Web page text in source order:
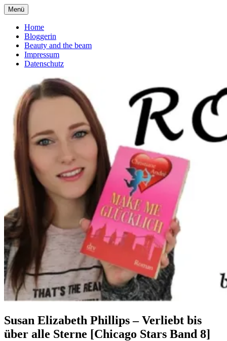
Zum
Inhalt
springen
Romanliebe
deutscher Buchblog über Romane
Menü
Home
Bloggerin
Beauty and the beam
Impressum
Datenschutz
Susan Elizabeth Phillips – Verliebt bis
über alle Sterne [Chicago Stars Band 8]